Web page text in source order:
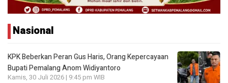
Nasional
KPK Beberkan Peran Gus Haris, Orang Kepercayaan
Bupati Pemalang Anom Widiyantoro
Kamis, 30 Juli 2026 | 9:45 pm WIB